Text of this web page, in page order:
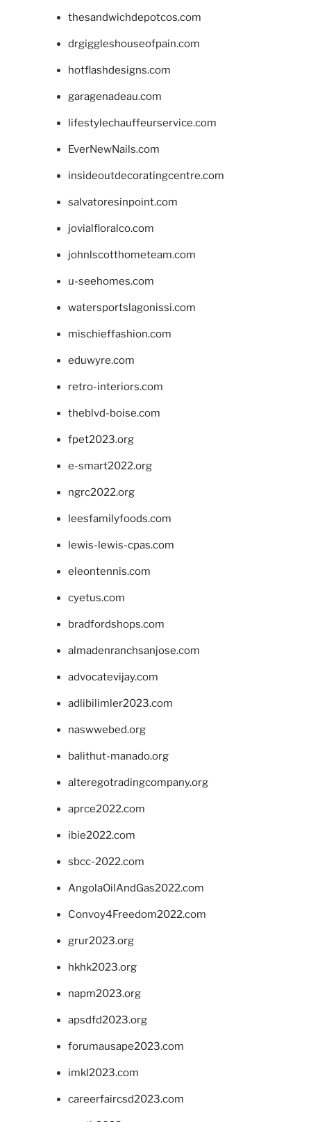
thesandwichdepotcos.com
drgiggleshouseofpain.com
hotflashdesigns.com
garagenadeau.com
lifestylechauffeurservice.com
EverNewNails.com
insideoutdecoratingcentre.com
salvatoresinpoint.com
jovialfloralco.com
johnlscotthometeam.com
u-seehomes.com
watersportslagonissi.com
mischieffashion.com
eduwyre.com
retro-interiors.com
theblvd-boise.com
fpet2023.org
e-smart2022.org
ngrc2022.org
leesfamilyfoods.com
lewis-lewis-cpas.com
eleontennis.com
cyetus.com
bradfordshops.com
almadenranchsanjose.com
advocatevijay.com
adlibilimler2023.com
naswwebed.org
balithut-manado.org
alteregotradingcompany.org
aprce2022.com
ibie2022.com
sbcc-2022.com
AngolaOilAndGas2022.com
Convoy4Freedom2022.com
grur2023.org
hkhk2023.org
napm2023.org
apsdfd2023.org
forumausape2023.com
imkl2023.com
careerfaircsd2023.com